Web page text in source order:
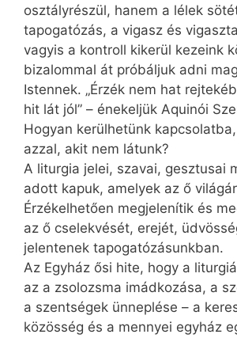
osztályrészül, hanem a lélek
tapogatózás, a vigasz és
vagyis a kontroll kikerül kezeink
bizalommal át próbáljuk adni
Istennek. „Érzék nem hat
hit lát jól” – énekeljük Aquinói
Hogyan kerülhetünk
azzal, akit nem látunk?
A liturgia jelei, szavai, gesztusai
adott kapuk, amelyek az ő
Érzékelhetően megjelenítik és
az ő cselekvését, erejét,
jelentenek tapogatózásunkban.
Az Egyház ősi hite, hogy a
az a zsolozsma imádkozása, a
a szentségek ünneplése – a
közösség és a mennyei egyház